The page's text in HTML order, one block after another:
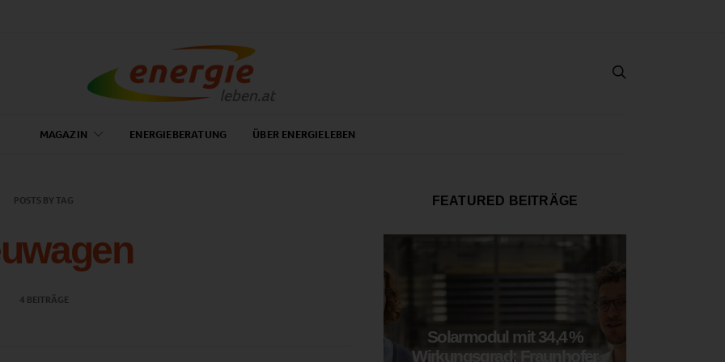
MAGAZIN ENERGIEBERATUNG ÜBER ENERGIELEBEN
POSTS BY TAG
4 BEITRÄGE
FEATURED BEITRÄGE
Solarmodul mit 34,4 %
Wirkungsgrad: Fraunhofer